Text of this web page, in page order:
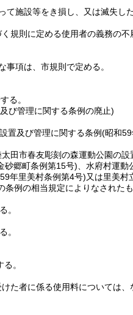
て施設等をき損し、又は滅失し
規則に定める使用者の義務の
事項は、市規則で定める。
る。
び管理に関する条例の廃止)
置及び管理に関する条例(昭和
田市春友彫刻の森運動公園の設
砂郷町条例第15号) 、水府村運
年里美村条例第4号)又は里美村
例の相当規定によりなされたも
。
。
。
た者に係る使用料については、